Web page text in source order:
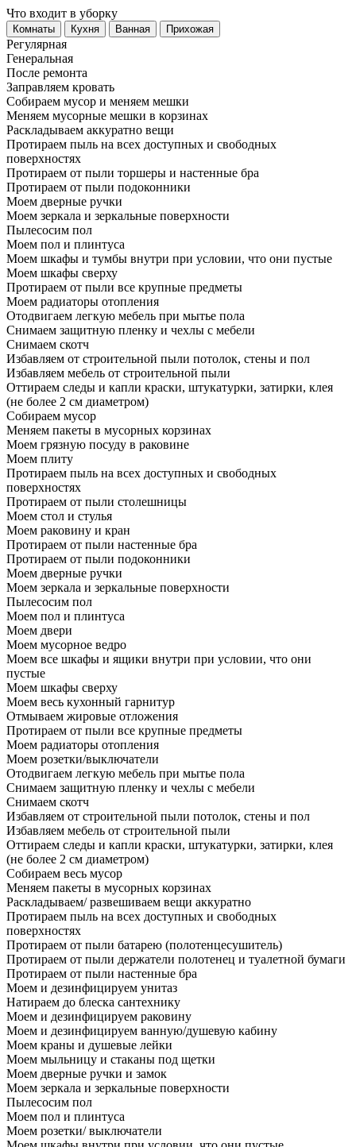
Что входит в уборку
Регу­лярная
Гене­ральная
После ремонта
Заправляем кровать
Собираем мусор и меняем мешки
Меняем мусорные мешки в корзинах
Раскладываем аккуратно вещи
Протираем пыль на всех доступных и свободных
поверхностях
Протираем от пыли торшеры и настенные бра
Протираем от пыли подоконники
Моем дверные ручки
Моем зеркала и зеркальные поверхности
Пылесосим пол
Моем пол и плинтуса
Моем шкафы и тумбы внутри при условии, что они пустые
Моем шкафы сверху
Протираем от пыли все крупные предметы
Моем радиаторы отопления
Отодвигаем легкую мебель при мытье пола
Снимаем защитную пленку и чехлы с мебели
Снимаем скотч
Избавляем от строительной пыли потолок, стены и пол
Избавляем мебель от строительной пыли
Оттираем следы и капли краски, штукатурки, затирки, клея
(не более 2 см диаметром)
Собираем мусор
Меняем пакеты в мусорных корзинах
Моем грязную посуду в раковине
Моем плиту
Протираем пыль на всех доступных и свободных
поверхностях
Протираем от пыли столешницы
Моем стол и стулья
Моем раковину и кран
Протираем от пыли настенные бра
Протираем от пыли подоконники
Моем дверные ручки
Моем зеркала и зеркальные поверхности
Пылесосим пол
Моем пол и плинтуса
Моем двери
Моем мусорное ведро
Моем все шкафы и ящики внутри при условии, что они
пустые
Моем шкафы сверху
Моем весь кухонный гарнитур
Отмываем жировые отложения
Протираем от пыли все крупные предметы
Моем радиаторы отопления
Моем розетки/выключатели
Отодвигаем легкую мебель при мытье пола
Снимаем защитную пленку и чехлы с мебели
Снимаем скотч
Избавляем от строительной пыли потолок, стены и пол
Избавляем мебель от строительной пыли
Оттираем следы и капли краски, штукатурки, затирки, клея
(не более 2 см диаметром)
Собираем весь мусор
Меняем пакеты в мусорных корзинах
Раскладываем/ развешиваем вещи аккуратно
Протираем пыль на всех доступных и свободных
поверхностях
Протираем от пыли батарею (полотенцесушитель)
Протираем от пыли держатели полотенец и туалетной бумаги
Протираем от пыли настенные бра
Моем и дезинфицируем унитаз
Натираем до блеска сантехнику
Моем и дезинфицируем раковину
Моем и дезинфицируем ванную/душевую кабину
Моем краны и душевые лейки
Моем мыльницу и стаканы под щетки
Моем дверные ручки и замок
Моем зеркала и зеркальные поверхности
Пылесосим пол
Моем пол и плинтуса
Моем розетки/ выключатели